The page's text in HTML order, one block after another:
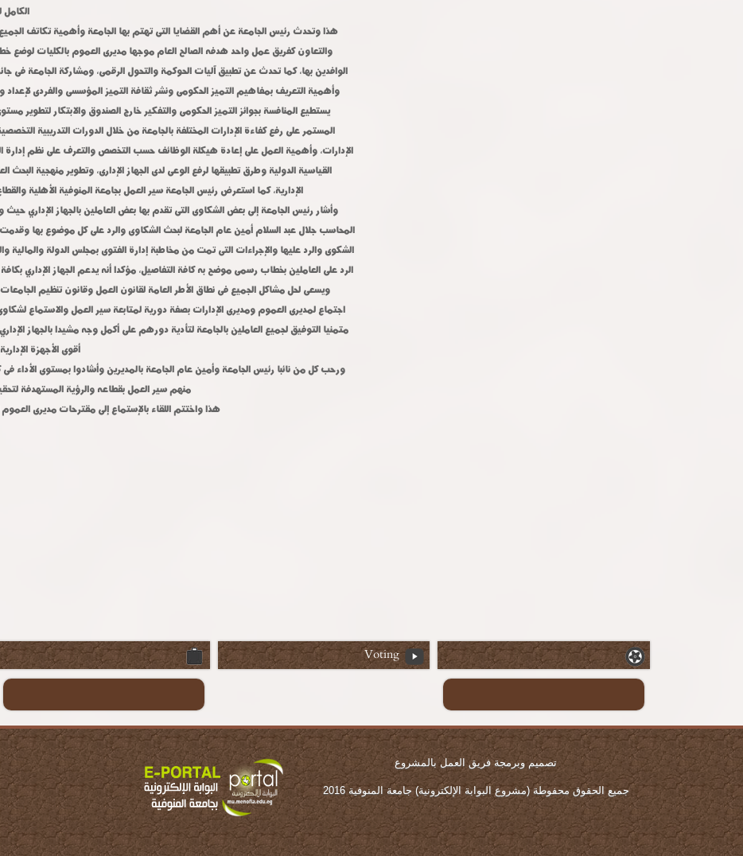
الكامل
هذا وتحدث رئيس الجامعة عن أهم القضايا التى تهتم بها الجامعة وأهمية تكاتف
والتعاون كفريق عمل واحد هدفه الصالح العام موجها مديرى العموم بالكليات لوضع
الوافدين بها، كما تحدث عن تطبيق آليات الحوكمة والتحول الرقمى، ومشاركة الجامعة فى
وأهمية التعريف بمفاهيم التميز الحكومى ونشر ثقافة التميز المؤسسى والفردى
يستطيع المنافسة بجوائز التميز الحكومى والتفكير خارج الصندوق والابتكار لتطوير
المستمر على رفع كفاءة الإدارات المختلفة بالجامعة من خلال الدورات التدريبية
الإدارات، وأهمية العمل على إعادة هيكلة الوظائف حسب التخصص والتعرف على نظم إدارة
القياسية الدولية وطرق تطبيقها لرفع الوعى لدى الجهاز الإدارى، وتطوير منهجية البحث
الإدارية، كما استعرض رئيس الجامعة سير العمل بجامعة المنوفية الأهلية
وأشار رئيس الجامعة إلى بعض الشكاوى التى تقدم بها بعض العاملين بالجهاز الإداري حيث
المحاسب جلال عبد السلام أمين عام الجامعة لبحث الشكاوى والرد على كل موضوع بها وقدمت
الشكوى والرد عليها والإجراءات التى تمت من مخاطبة إدارة الفتوى بمجلس الدولة والمالية
الرد على العاملين بخطاب رسمى موضح به كافة التفاصيل، مؤكدا أنه يدعم الجهاز الإداري بكافة
ويسعى لحل مشاكل الجميع فى نطاق الأطر العامة لقانون العمل وقانون تنظيم
اجتماع لمديرى العموم ومديرى الإدارات بصفة دورية لمتابعة سير العمل والاستماع
متمنيا التوفيق لجميع العاملين بالجامعة لتأدية دورهم على أكمل وجه مشيدا بالجهاز
أقوى الأجهزة
ورحب كل من نائبا رئيس الجامعة وأمين عام الجامعة بالمديرين وأشادوا بمستوى الأداء
منهم سير العمل بقطاعه والرؤية المستهدفة
هذا واختتم اللقاء بالإستماع إلى مقترحات مديرى العموم
Voting
تصميم وبرمجة فريق العمل بالمشروع
جميع الحقوق محفوطة (مشروع البوابة الإلكترونية) جامعة المنوفية 2016